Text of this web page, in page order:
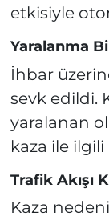
etkisiyle
Yaralanma
İhbar
sevk edildi.
yaralanan
kaza ile
Trafik Akışı
Kaza